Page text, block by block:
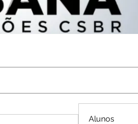
Alunos